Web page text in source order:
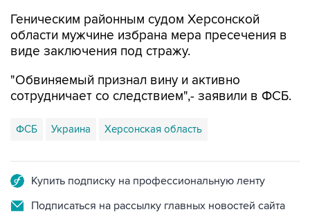
Геническим районным судом Херсонской
области мужчине избрана мера пресечения в
виде заключения под стражу.
"Обвиняемый признал вину и активно
сотрудничает со следствием",- заявили в ФСБ.
ФСБ Украина Херсонская область
Купить подписку на профессиональную ленту
Подписаться на рассылку главных новостей сайта